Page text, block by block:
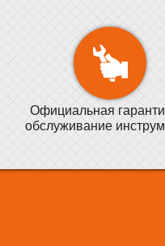
Официальная
обслуживание